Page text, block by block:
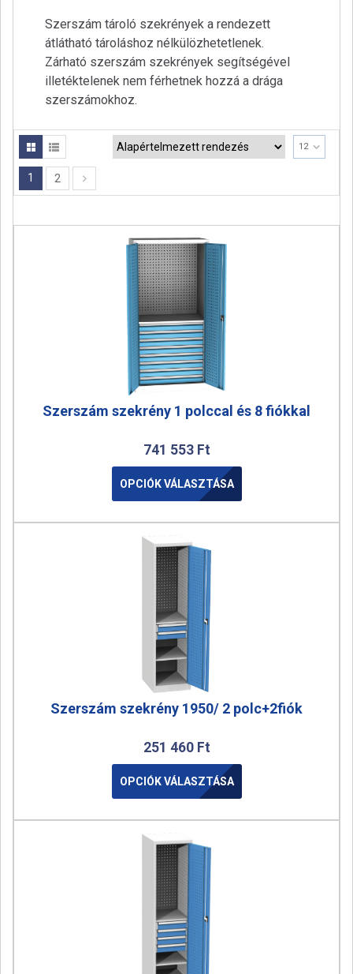
Szerszám tároló szekrények a rendezett
átlátható tároláshoz nélkülözhetetlenek.
Zárható szerszám szekrények segítségével
illetéktelenek nem férhetnek hozzá a drága
szerszámokhoz.
12
1 2
Szerszám szekrény 1 polccal és 8 fiókkal
741 553 Ft
OPCIÓK VÁLASZTÁSA
Szerszám szekrény 1950/ 2 polc+2fiók
251 460 Ft
OPCIÓK VÁLASZTÁSA